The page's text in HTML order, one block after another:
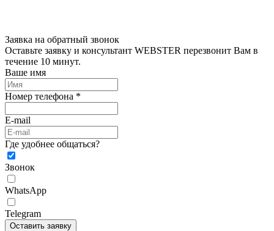
Заявка на обратный звонок
Оставьте заявку и консультант WEBSTER перезвонит Вам в
течение 10 минут.
Ваше имя
Номер телефона *
E-mail
Где удобнее общаться?
Звонок
WhatsApp
Telegram
Оставить заявку